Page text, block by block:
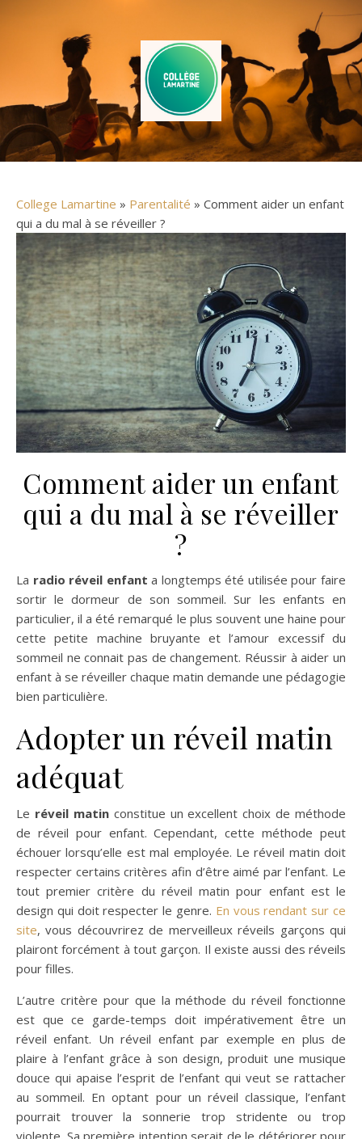
College Lamartine » Parentalité » Comment aider un enfant
qui a du mal à se réveiller ?
Comment aider un enfant
qui a du mal à se réveiller
?
La radio réveil enfant a longtemps été utilisée pour faire
sortir le dormeur de son sommeil. Sur les enfants en
particulier, il a été remarqué le plus souvent une haine pour
cette petite machine bruyante et l’amour excessif du
sommeil ne connait pas de changement. Réussir à aider un
enfant à se réveiller chaque matin demande une pédagogie
bien particulière.
Adopter un réveil matin
adéquat
Le réveil matinconstitue un excellent choix de méthode
de réveil pour enfant. Cependant, cette méthode peut
échouer lorsqu’elle est mal employée. Le réveil matin doit
respecter certains critères afin d’être aimé par l’enfant. Le
tout premier critère du réveil matin pour enfant est le
design qui doit respecter le genre. En vous rendant sur ce
site, vous découvrirez de merveilleux réveils garçons qui
plairont forcément à tout garçon. Il existe aussi des réveils
pour filles.
L’autre critère pour que la méthode du réveil fonctionne
est que ce garde-temps doit impérativement être un
réveil enfant. Un réveil enfant par exemple en plus de
plaire à l’enfant grâce à son design, produit une musique
douce qui apaise l’esprit de l’enfant qui veut se rattacher
au sommeil. En optant pour un réveil classique, l’enfant
pourrait trouver la sonnerie trop stridente ou trop
violente. Sa première intention serait de le détériorer pour